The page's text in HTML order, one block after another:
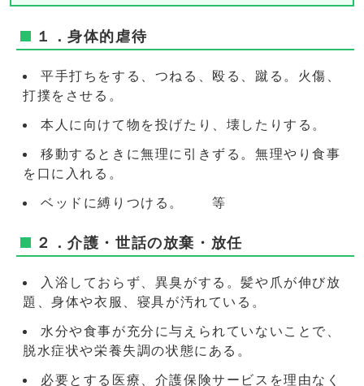
１．身体的虐待
平手打ちをする、つねる、殴る、蹴る。火傷、
打撲をさせる。
本人に向けて物を投げたり、壊したりする。
移動するときに無理に引きずる。無理やり食事
を口に入れる。
ベッドに縛りつける。 等
２．介護・世話の放棄・放任
入浴しておらず、異臭がする。髪や爪が伸び放
題、身体や衣服、寝具が汚れている。
水分や食事が充分に与えられていないことで、
脱水症状や栄養失調の状態にある。
必要とする医療、介護保険サービスを理由なく